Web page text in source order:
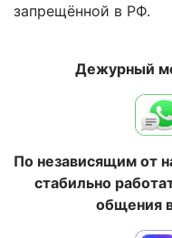
запрещённой в РФ.
Дежурный
По независящим от
стабильно
общения